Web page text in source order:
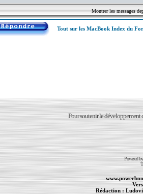
Montrer les messages
Tout sur les MacBook Index du
Pour soutenir le développement
Powered
Rédaction :